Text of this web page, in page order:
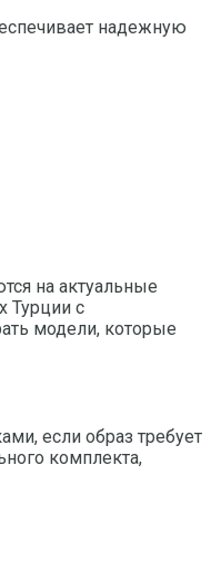
надежную
на актуальные
Турции с
модели, которые
если образ требует
комплекта,